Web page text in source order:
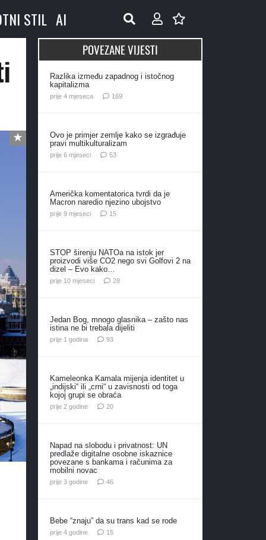
STIL AI
POVEZANE VIJESTI
Razlika između zapadnog i istočnog
kapitalizma
prije 4 mjeseca 169komentara
Ovo je primjer zemlje kako se izgrađuje
pravi multikulturalizam
prije 6 mjeseci 53komentara
Američka komentatorica tvrdi da je
Macron naredio njezino ubojstvo
prije 9 mjeseci 15komentara
STOP širenju NATOa na istok jer
proizvodi više CO2 nego svi Golfovi 2 na
dizel – Evo kako…
prije 10 mjeseci 28komentara
Jedan Bog, mnogo glasnika – zašto nas
istina ne bi trebala dijeliti
prije 1 godina 93komentara
Kameleonka Kamala mijenja identitet u
„indijski“ ili „crni“ u zavisnosti od toga
kojoj grupi se obraća
prije 2 godine 20komentara
Napad na slobodu i privatnost: UN
predlaže digitalne osobne iskaznice
povezane s bankama i računima za
mobilni novac
prije 3 godine 46komentara
Bebe “znaju” da su trans kad se rode
prije 4 godine 15komentara